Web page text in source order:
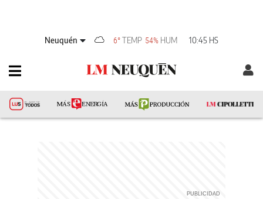
Neuquén 6° TEMP 54% HUM 10:45 HS